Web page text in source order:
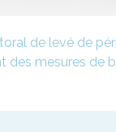
de levé de
des mesures de